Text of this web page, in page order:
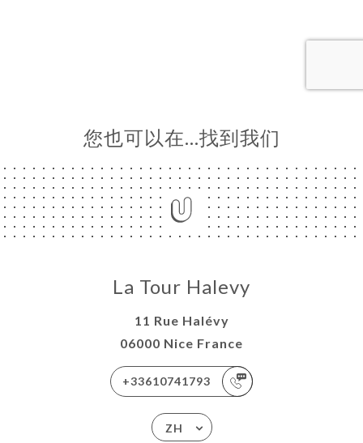
您也可以在…找到我们
La Tour Halevy
11 Rue Halévy
06000 Nice France
+33610741793
ZH